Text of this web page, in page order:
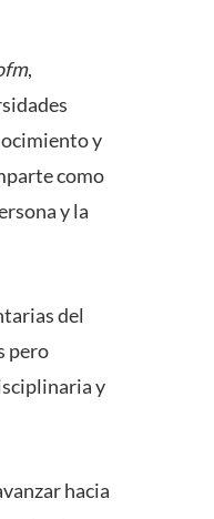
,
y
como
y la
del
pero
y
hacia